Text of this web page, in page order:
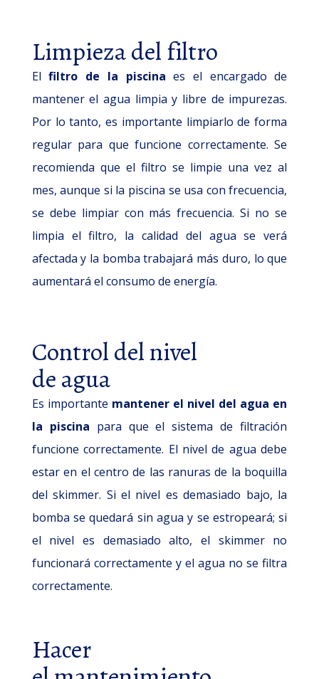
Limpieza del filtro
Elfiltro de la piscina es el encargado de
mantener el agua limpia y libre de impurezas.
Por lo tanto, es importante limpiarlo de forma
regular para que funcione correctamente. Se
recomienda que el filtro se limpie una vez al
mes, aunque si la piscina se usa con frecuencia,
se debe limpiar con más frecuencia. Si no se
limpia el filtro, la calidad del agua se verá
afectada y la bomba trabajará más duro, lo que
aumentará el consumo de energía.
Control del nivel
de agua
Es importante mantener el nivel del agua en
la piscina para que el sistema de filtración
funcione correctamente. El nivel de agua debe
estar en el centro de las ranuras de la boquilla
del skimmer. Si el nivel es demasiado bajo, la
bomba se quedará sin agua y se estropeará; si
el nivel es demasiado alto, el skimmer no
funcionará correctamente y el agua no se filtra
correctamente.
Hacer